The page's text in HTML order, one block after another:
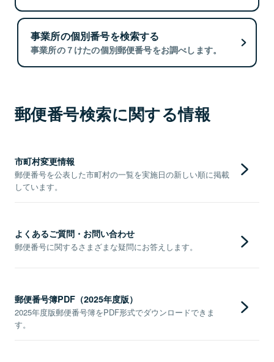
事業所の個別番号を検索する
事業所の７けたの個別郵便番号をお調べします。
郵便番号検索に関する情報
市町村変更情報
郵便番号を公表した市町村の一覧を実施日の新しい順に掲載
しています。
よくあるご質問・お問い合わせ
郵便番号に関するさまざまな疑問にお答えします。
郵便番号簿PDF（2025年度版）
2025年度版郵便番号簿をPDF形式でダウンロードできま
す。